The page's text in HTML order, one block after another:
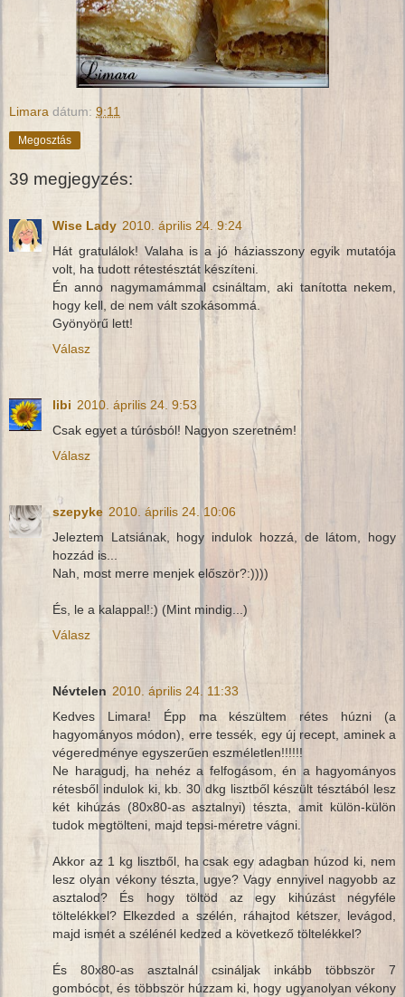
Limara dátum: 9:11
Megosztás
39 megjegyzés:
Wise Lady 2010. április 24. 9:24
Hát gratulálok! Valaha is a jó háziasszony egyik mutatója
volt, ha tudott rétestésztát készíteni.
Én anno nagymamámmal csináltam, aki tanította nekem,
hogy kell, de nem vált szokásommá.
Gyönyörű lett!
Válasz
libi 2010. április 24. 9:53
Csak egyet a túrósból! Nagyon szeretném!
Válasz
szepyke 2010. április 24. 10:06
Jeleztem Latsiának, hogy indulok hozzá, de látom, hogy
hozzád is...
Nah, most merre menjek először?:))))
És, le a kalappal!:) (Mint mindig...)
Válasz
Névtelen 2010. április 24. 11:33
Kedves Limara! Épp ma készültem rétes húzni (a
hagyományos módon), erre tessék, egy új recept, aminek a
végeredménye egyszerűen eszméletlen!!!!!!
Ne haragudj, ha nehéz a felfogásom, én a hagyományos
rétesből indulok ki, kb. 30 dkg lisztből készült tésztából lesz
két kihúzás (80x80-as asztalnyi) tészta, amit külön-külön
tudok megtölteni, majd tepsi-méretre vágni.
Akkor az 1 kg lisztből, ha csak egy adagban húzod ki, nem
lesz olyan vékony tészta, ugye? Vagy ennyivel nagyobb az
asztalod? És hogy töltöd az egy kihúzást négyféle
töltelékkel? Elkezded a szélén, ráhajtod kétszer, levágod,
majd ismét a szélénél kedzed a következő töltelékkel?
És 80x80-as asztalnál csináljak inkább többször 7
gombócot, és többször húzzam ki, hogy ugyanolyan vékony